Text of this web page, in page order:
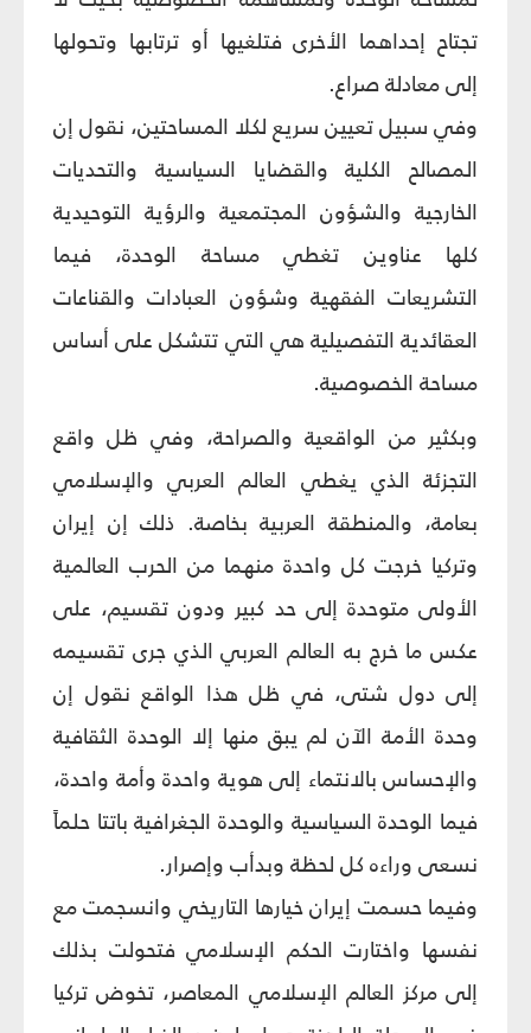
تجتاح إحداهما الأخرى فتلغيها أو ترتابها وتحولها
إلى معادلة صراع.
وفي سبيل تعيين سريع لكلا المساحتين، نقول إن
المصالح الكلية والقضايا السياسية والتحديات
الخارجية والشؤون المجتمعية والرؤية التوحيدية
كلها عناوين تغطي مساحة الوحدة، فيما
التشريعات الفقهية وشؤون العبادات والقناعات
العقائدية التفصيلية هي التي تتشكل على أساس
مساحة الخصوصية.
وبكثير من الواقعية والصراحة، وفي ظل واقع
التجزئة الذي يغطي العالم العربي والإسلامي
بعامة، والمنطقة العربية بخاصة. ذلك إن إيران
وتركيا خرجت كل واحدة منهما من الحرب العالمية
الأولى متوحدة إلى حد كبير ودون تقسيم، على
عكس ما خرج به العالم العربي الذي جرى تقسيمه
إلى دول شتى، في ظل هذا الواقع نقول إن
وحدة الأمة الآن لم يبق منها إلا الوحدة الثقافية
والإحساس بالانتماء إلى هوية واحدة وأمة واحدة،
فيما الوحدة السياسية والوحدة الجغرافية باتتا حلماً
نسعى وراءه كل لحظة وبدأب وإصرار.
وفيما حسمت إيران خيارها التاريخي وانسجمت مع
نفسها واختارت الحكم الإسلامي فتحولت بذلك
إلى مركز العالم الإسلامي المعاصر، تخوض تركيا